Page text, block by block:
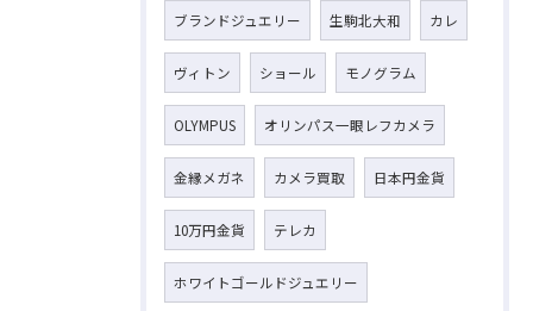
ブランドジュエリー 生駒北大和 カレ
ヴィトン ショール モノグラム
OLYMPUS オリンパス一眼レフカメラ
金縁メガネ カメラ買取 日本円金貨
10万円金貨 テレカ
ホワイトゴールドジュエリー